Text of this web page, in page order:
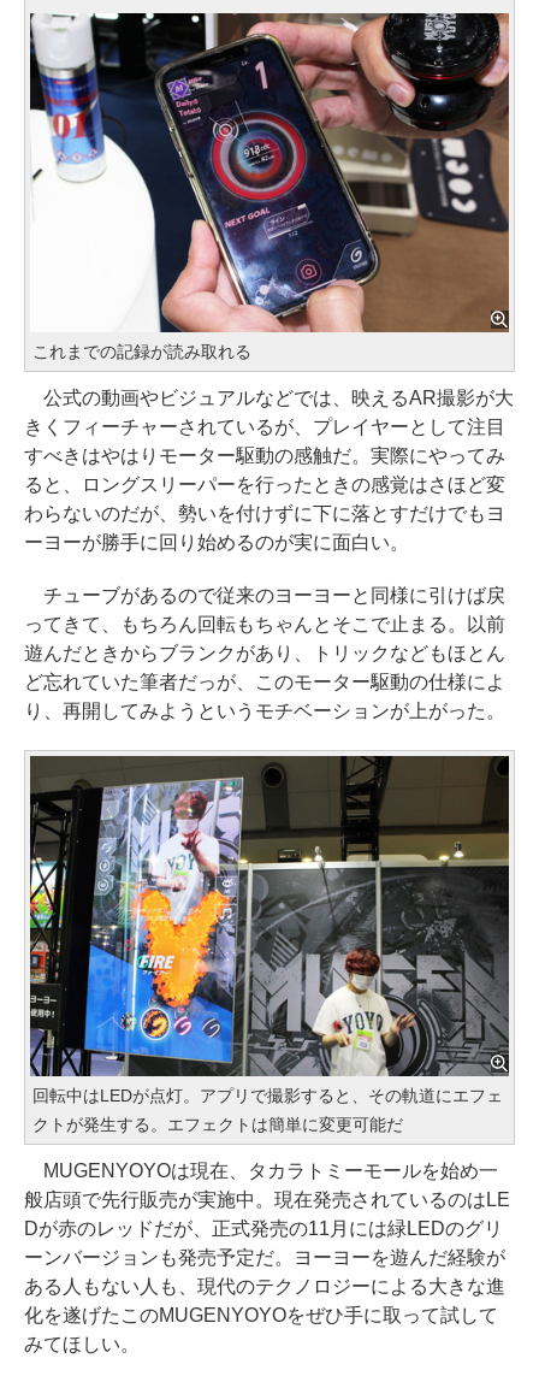
これまでの記録が読み取れる
公式の動画やビジュアルなどでは、映えるAR撮影が大
きくフィーチャーされているが、プレイヤーとして注目
すべきはやはりモーター駆動の感触だ。実際にやってみ
ると、ロングスリーパーを行ったときの感覚はさほど変
わらないのだが、勢いを付けずに下に落とすだけでもヨ
ーヨーが勝手に回り始めるのが実に面白い。
チューブがあるので従来のヨーヨーと同様に引けば戻
ってきて、もちろん回転もちゃんとそこで止まる。以前
遊んだときからブランクがあり、トリックなどもほとん
ど忘れていた筆者だっが、このモーター駆動の仕様によ
り、再開してみようというモチベーションが上がった。
回転中はLEDが点灯。アプリで撮影すると、その軌道にエフェ
クトが発生する。エフェクトは簡単に変更可能だ
MUGENYOYOは現在、タカラトミーモールを始め一
般店頭で先行販売が実施中。現在発売されているのはLE
Dが赤のレッドだが、正式発売の11月には緑LEDのグリ
ーンバージョンも発売予定だ。ヨーヨーを遊んだ経験が
ある人もない人も、現代のテクノロジーによる大きな進
化を遂げたこのMUGENYOYOをぜひ手に取って試して
みてほしい。